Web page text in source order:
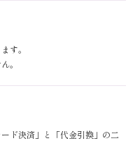
す。
。
ド決済」と「代金引換」の二